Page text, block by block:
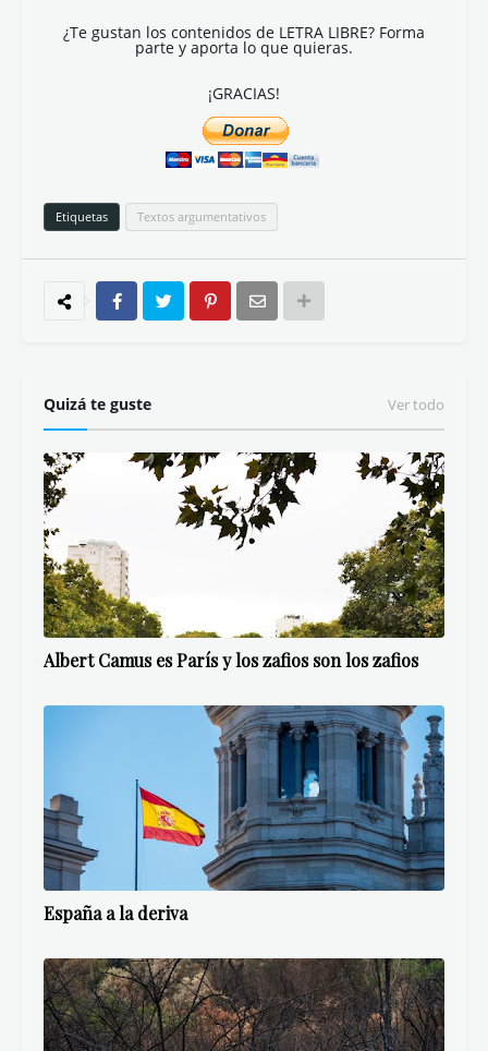
¿Te gustan los contenidos de LETRA LIBRE? Forma
parte y aporta lo que quieras.
¡GRACIAS!
Etiquetas Textos argumentativos
Quizá te guste Ver todo
Albert Camus es París y los zafios son los zafios
España a la deriva